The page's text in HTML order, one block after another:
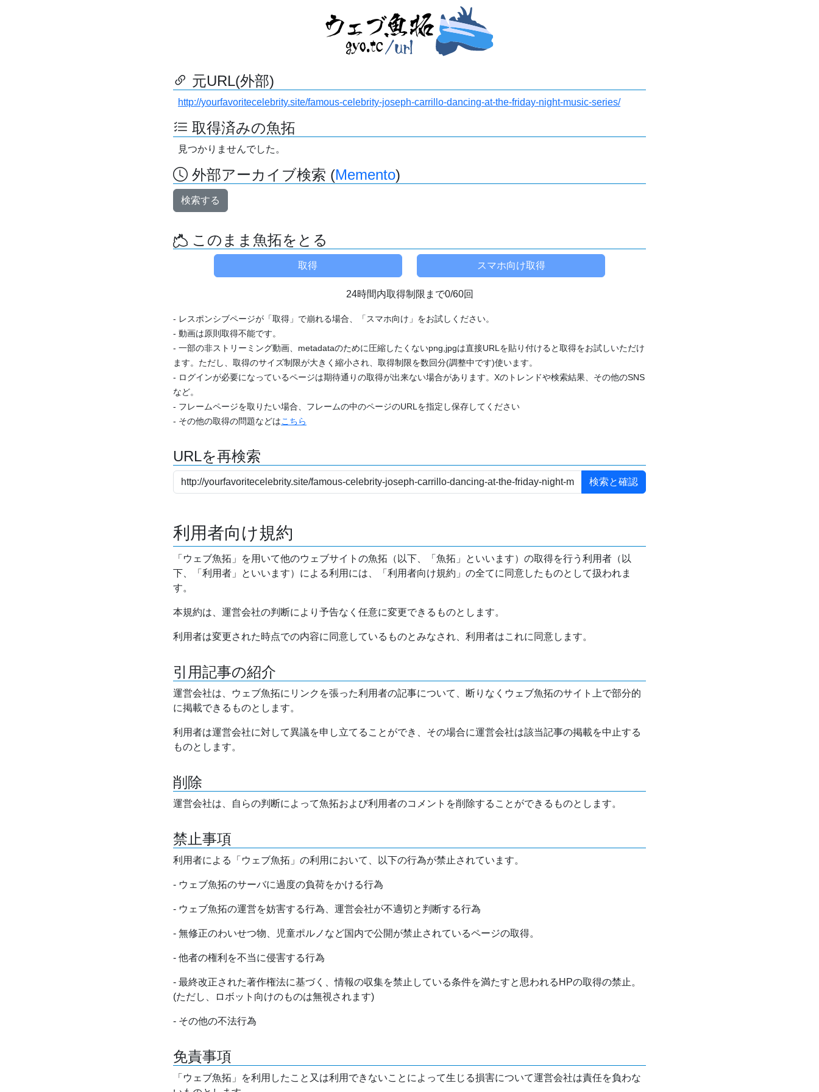
元URL(外部)
http://yourfavoritecelebrity.site/famous-celebrity-joseph-carrillo-dancing-at-the-friday-night-music-series/
取得済みの魚拓
見つかりませんでした。
外部アーカイブ検索 (Memento)
検索する
このまま魚拓をとる
24時間内取得制限まで0/60回
- レスポンシブページが「取得」で崩れる場合、「スマホ向け」をお試しください。
- 動画は原則取得不能です。
- 一部の非ストリーミング動画、metadataのために圧縮したくないpng,jpgは直接URLを貼り付けると取得をお試しいただけ
ます。ただし、取得のサイズ制限が大きく縮小され、取得制限を数回分(調整中です)使います。
- ログインが必要になっているページは期待通りの取得が出来ない場合があります。Xのトレンドや検索結果、その他のSNS
など。
- フレームページを取りたい場合、フレームの中のページのURLを指定し保存してください
- その他の取得の問題などはこちら
URLを再検索
利用者向け規約
「ウェブ魚拓」を用いて他のウェブサイトの魚拓（以下、「魚拓」といいます）の取得を行う利用者（以
下、「利用者」といいます）による利用には、「利用者向け規約」の全てに同意したものとして扱われま
す。
本規約は、運営会社の判断により予告なく任意に変更できるものとします。
利用者は変更された時点での内容に同意しているものとみなされ、利用者はこれに同意します。
引用記事の紹介
運営会社は、ウェブ魚拓にリンクを張った利用者の記事について、断りなくウェブ魚拓のサイト上で部分的
に掲載できるものとします。
利用者は運営会社に対して異議を申し立てることができ、その場合に運営会社は該当記事の掲載を中止する
ものとします。
削除
運営会社は、自らの判断によって魚拓および利用者のコメントを削除することができるものとします。
禁止事項
利用者による「ウェブ魚拓」の利用において、以下の行為が禁止されています。
- ウェブ魚拓のサーバに過度の負荷をかける行為
- ウェブ魚拓の運営を妨害する行為、運営会社が不適切と判断する行為
- 無修正のわいせつ物、児童ポルノなど国内で公開が禁止されているページの取得。
- 他者の権利を不当に侵害する行為
- 最終改正された著作権法に基づく、情報の収集を禁止している条件を満たすと思われるHPの取得の禁止。
(ただし、ロボット向けのものは無視されます)
- その他の不法行為
免責事項
「ウェブ魚拓」を利用したこと又は利用できないことによって生じる損害について運営会社は責任を負わな